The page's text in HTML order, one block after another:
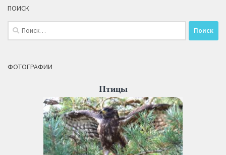
ПОИСК
Найти:
ФОТОГРАФИИ
Птицы